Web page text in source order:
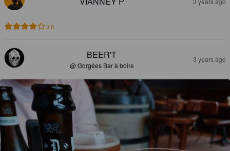
3.8
BEER'T
@ Gorgées Bar à boire
3 years ago